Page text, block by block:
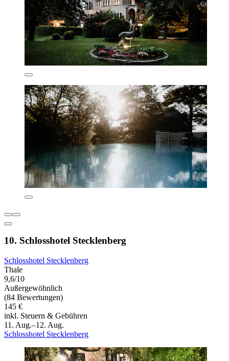
10. Schlosshotel Stecklenberg
Schlosshotel Stecklenberg
Thale
9,6/10
Außergewöhnlich
(84 Bewertungen)
145 €
inkl. Steuern & Gebühren
11. Aug.–12. Aug.
Schlosshotel Stecklenberg